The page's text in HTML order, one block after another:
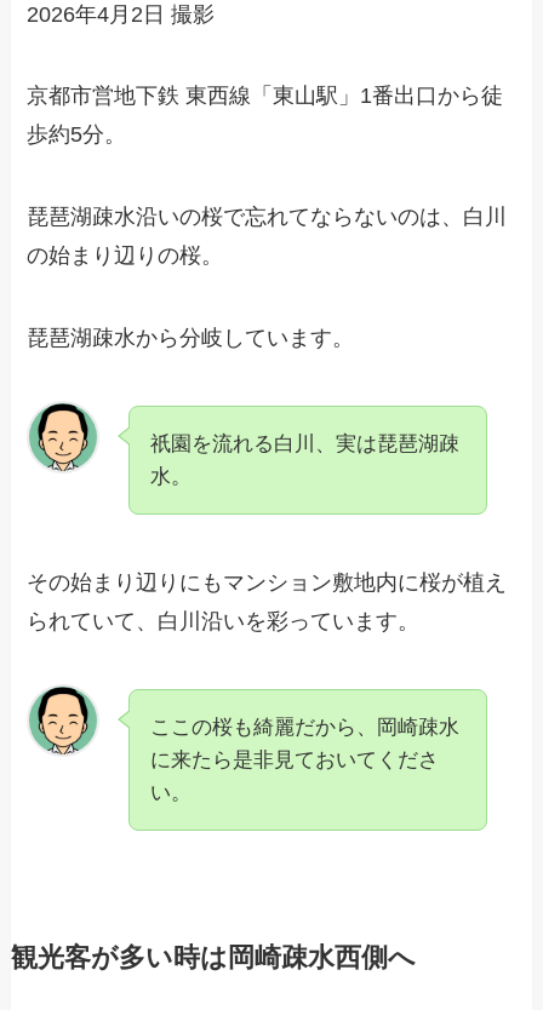
2026年4月2日 撮影
京都市営地下鉄 東西線「東山駅」1番出口から徒
歩約5分。
琵琶湖疎水沿いの桜で忘れてならないのは、白川
の始まり辺りの桜。
琵琶湖疎水から分岐しています。
祇園を流れる白川、実は琵琶湖疎
水。
その始まり辺りにもマンション敷地内に桜が植え
られていて、白川沿いを彩っています。
ここの桜も綺麗だから、岡崎疎水
に来たら是非見ておいてくださ
い。
観光客が多い時は岡崎疎水西側へ